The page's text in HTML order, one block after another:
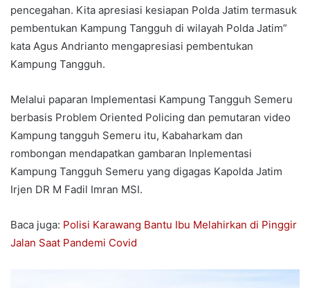
pencegahan. Kita apresiasi kesiapan Polda Jatim termasuk
pembentukan Kampung Tangguh di wilayah Polda Jatim”
kata Agus Andrianto mengapresiasi pembentukan
Kampung Tangguh.
Melalui paparan Implementasi Kampung Tangguh Semeru
berbasis Problem Oriented Policing dan pemutaran video
Kampung tangguh Semeru itu, Kabaharkam dan
rombongan mendapatkan gambaran Inplementasi
Kampung Tangguh Semeru yang digagas Kapolda Jatim
Irjen DR M Fadil Imran MSI.
Baca juga: Polisi Karawang Bantu Ibu Melahirkan di Pinggir
Jalan Saat Pandemi Covid